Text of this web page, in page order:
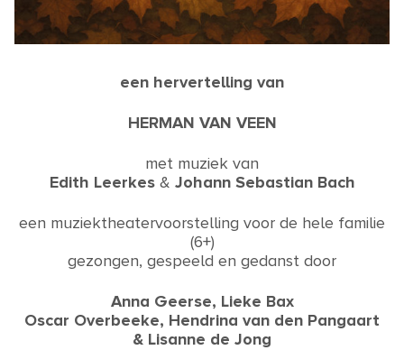
een hervertelling van
HERMAN VAN VEEN
met muziek van
Edith Leerkes & Johann Sebastian Bach
een muziektheatervoorstelling voor de hele familie
(6+)
gezongen, gespeeld en gedanst door
Anna Geerse, Lieke Bax
Oscar Overbeeke, Hendrina van den Pangaart
& Lisanne de Jong